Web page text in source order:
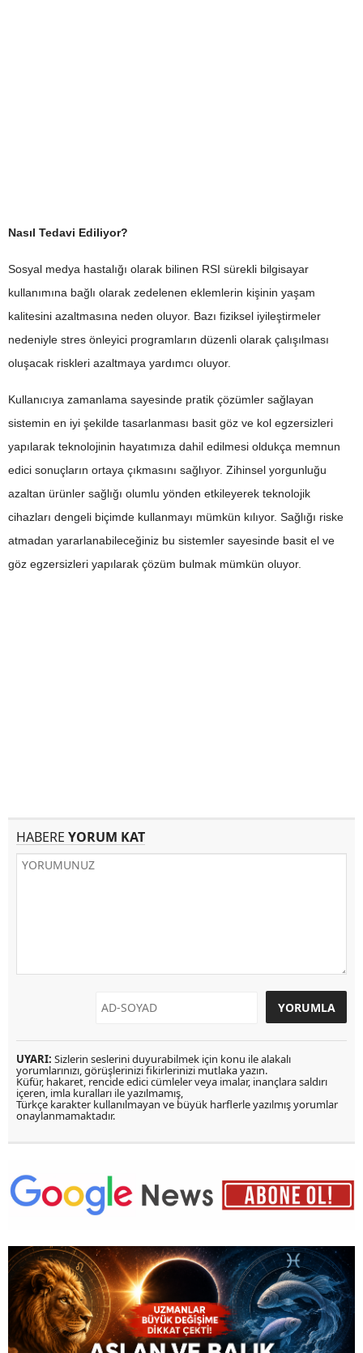
Nasıl Tedavi Ediliyor?
Sosyal medya hastalığı olarak bilinen RSI sürekli bilgisayar
kullanımına bağlı olarak zedelenen eklemlerin kişinin yaşam
kalitesini azaltmasına neden oluyor. Bazı fiziksel iyileştirmeler
nedeniyle stres önleyici programların düzenli olarak çalışılması
oluşacak riskleri azaltmaya yardımcı oluyor.
Kullanıcıya zamanlama sayesinde pratik çözümler sağlayan
sistemin en iyi şekilde tasarlanması basit göz ve kol egzersizleri
yapılarak teknolojinin hayatımıza dahil edilmesi oldukça memnun
edici sonuçların ortaya çıkmasını sağlıyor. Zihinsel yorgunluğu
azaltan ürünler sağlığı olumlu yönden etkileyerek teknolojik
cihazları dengeli biçimde kullanmayı mümkün kılıyor. Sağlığı riske
atmadan yararlanabileceğiniz bu sistemler sayesinde basit el ve
göz egzersizleri yapılarak çözüm bulmak mümkün oluyor.
HABERE YORUM KAT
UYARI: Sizlerin seslerini duyurabilmek için konu ile alakalı
yorumlarınızı, görüşlerinizi fikirlerinizi mutlaka yazın.
Küfür, hakaret, rencide edici cümleler veya imalar, inançlara saldırı
içeren, imla kuralları ile yazılmamış,
Türkçe karakter kullanılmayan ve büyük harflerle yazılmış yorumlar
onaylanmamaktadır.